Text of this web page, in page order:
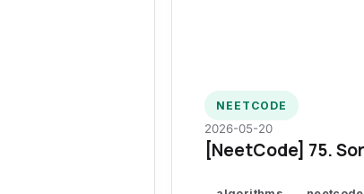
NEETCODE
2026-05-20
[NeetCode] 75.